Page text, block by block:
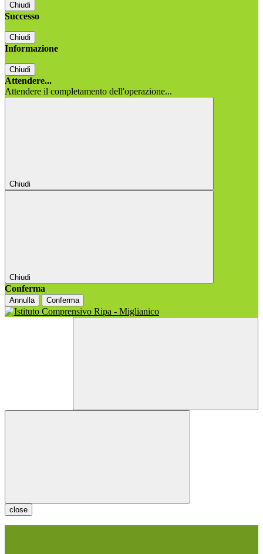
Chiudi
Successo
Chiudi
Informazione
Chiudi
Attendere...
Attendere il completamento dell'operazione...
Chiudi
Chiudi
Conferma
Annulla Conferma
close